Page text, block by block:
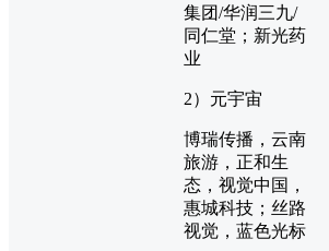
集团/华润三九/
同仁堂；新光药
业
2）元宇宙
博瑞传播，云南
旅游，正和生
态，视觉中国，
惠城科技；丝路
视觉，蓝色光标